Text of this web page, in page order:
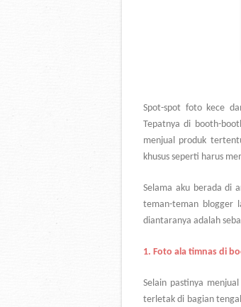
Spot-spot foto kece
Tepatnya di booth-
menjual produk
khusus seperti harus
Selama aku berada di
teman-teman blogger
diantaranya adalah
1. Foto ala timnas di
Selain pastinya
terletak di bagian